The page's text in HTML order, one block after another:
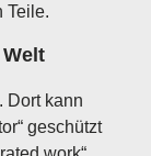
Teile.
Dort kann
geschützt